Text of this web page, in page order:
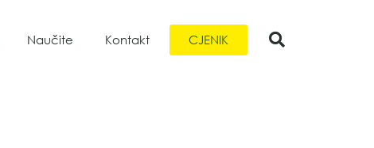
Naučite Kontakt CJENIK